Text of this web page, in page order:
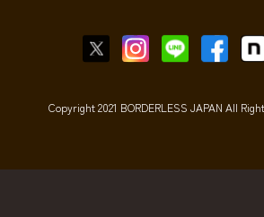
Copyright 2021 BORDERLESS JAPAN All